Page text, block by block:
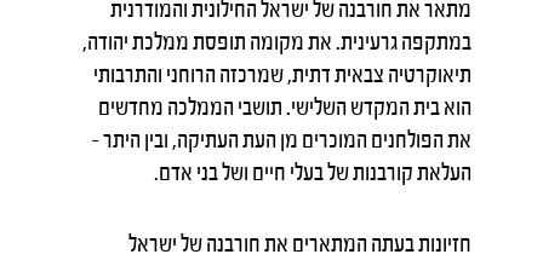
מתאר את חורבנה של ישראל החילונית והמודרנית
במתקפה גרעינית. את מקומה תופסת ממלכת יהודה,
תיאוקרטיה צבאית דתית, שמרכזה הרוחני והתרבותי
הוא בית המקדש השלישי. תושבי הממלכה מחדשים
את הפולחנים המוכרים מן העת העתיקה, ובין היתר –
העלאת קורבנות של בעלי חיים ושל בני אדם.
חזיונות בעתה המתארים את חורבנה של ישראל